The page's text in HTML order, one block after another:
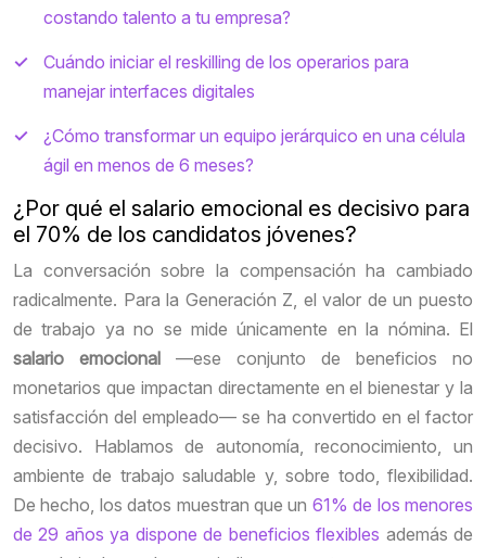
costando talento a tu empresa?
Cuándo iniciar el reskilling de los operarios para
manejar interfaces digitales
¿Cómo transformar un equipo jerárquico en una célula
ágil en menos de 6 meses?
¿Por qué el salario emocional es decisivo para
el 70% de los candidatos jóvenes?
La conversación sobre la compensación ha cambiado
radicalmente. Para la Generación Z, el valor de un puesto
de trabajo ya no se mide únicamente en la nómina. El
salario emocional —ese conjunto de beneficios no
monetarios que impactan directamente en el bienestar y la
satisfacción del empleado— se ha convertido en el factor
decisivo. Hablamos de autonomía, reconocimiento, un
ambiente de trabajo saludable y, sobre todo, flexibilidad.
De hecho, los datos muestran que un 61% de los menores
de 29 años ya dispone de beneficios flexibles además de